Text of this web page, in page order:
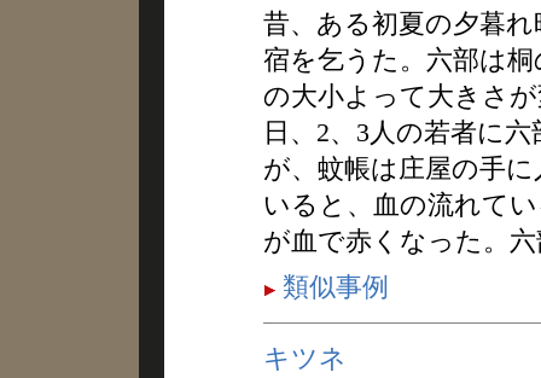
昔、ある初夏の夕暮
宿を乞うた。六部は
の大小よって大きさ
日、2、3人の若者に
が、蚊帳は庄屋の手
いると、血の流れて
が血で赤くなった。
類似事例
キツネ